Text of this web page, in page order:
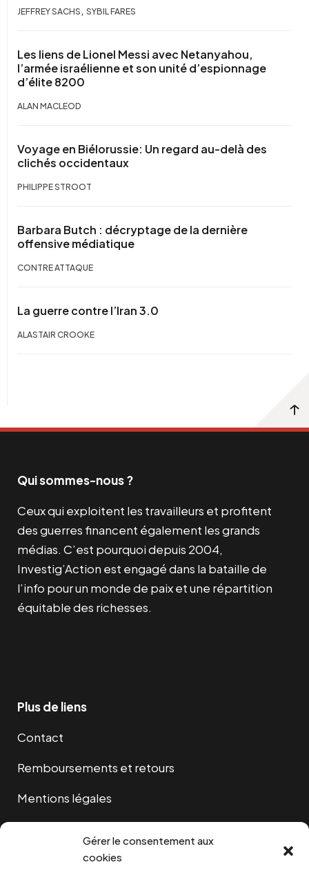
Gérer le consentement aux
cookies
JEFFREY SACHS , SYBIL FARES
Les liens de Lionel Messi avec Netanyahou,
l’armée israélienne et son unité d’espionnage
d’élite 8200
ALAN MACLEOD
Voyage en Biélorussie: Un regard au-delà des
clichés occidentaux
PHILIPPE STROOT
Barbara Butch : décryptage de la dernière
offensive médiatique
CONTRE ATTAQUE
La guerre contre l’Iran 3.0
ALASTAIR CROOKE
Qui sommes-nous ?
Ceux qui exploitent les travailleurs et profitent
des guerres financent également les grands
médias. C’est pourquoi depuis 2004,
Investig’Action est engagé dans la bataille de
l’info pour un monde de paix et une répartition
équitable des richesses.
Plus de liens
Contact
Remboursements et retours
Mentions légales